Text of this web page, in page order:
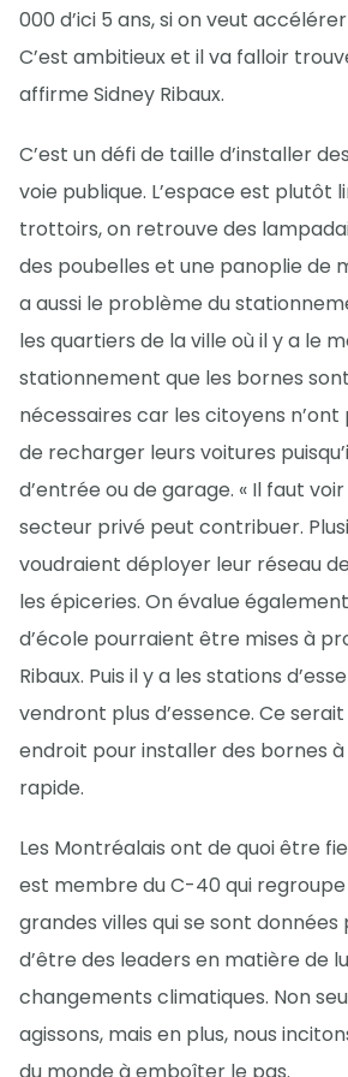
000 d’ici 5 ans, si on veut
C’est ambitieux et il va falloir
affirme Sidney Ribaux.
C’est un défi de taille d’installer
voie publique. L’espace est plutôt
trottoirs, on retrouve des
des poubelles et une panoplie de
a aussi le problème du
les quartiers de la ville où il y a le
stationnement que les bornes
nécessaires car les citoyens n’ont
de recharger leurs voitures
d’entrée ou de garage. « Il faut
secteur privé peut contribuer.
voudraient déployer leur réseau
les épiceries. On évalue
d’école pourraient être mises à
Ribaux. Puis il y a les stations
vendront plus d’essence. Ce
endroit pour installer des bornes
rapide.
Les Montréalais ont de quoi être
est membre du C-40 qui regroupe
grandes villes qui se sont
d’être des leaders en matière de
changements climatiques. Non
agissons, mais en plus, nous
du monde à emboîter le pas.